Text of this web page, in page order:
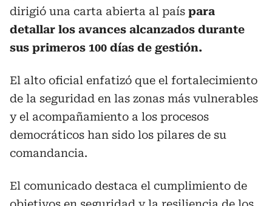
dirigió una carta abierta al país para
detallar los avances alcanzados durante
sus primeros 100 días de gestión.
El alto oficial enfatizó que el fortalecimiento
de la seguridad en las zonas más vulnerables
y el acompañamiento a los procesos
democráticos han sido los pilares de su
comandancia.
El comunicado destaca el cumplimiento de